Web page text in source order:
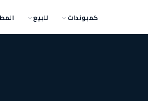
كمبوندات للبيع